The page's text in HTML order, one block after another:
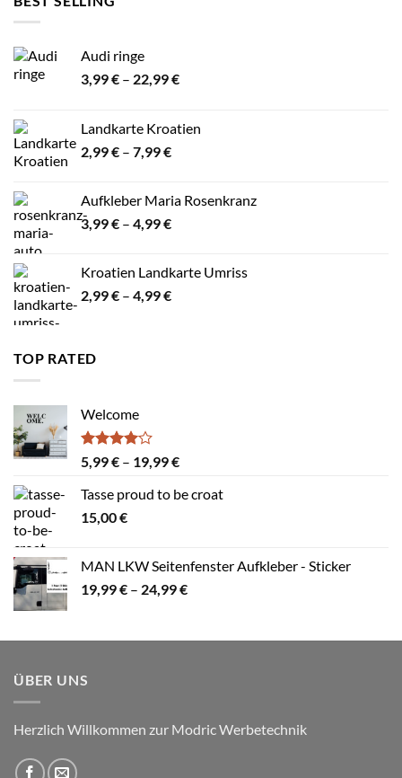
Audi ringe
3,99€ – 22,99€Preisspanne:
22,99 €
Landkarte Kroatien
2,99€ – 7,99€Preisspanne:
7,99 €
Aufkleber Maria Rosenkranz
3,99€ – 4,99€Preisspanne:
4,99 €
Kroatien Landkarte Umriss
2,99€ – 4,99€Preisspanne:
TOP RATED
Welcome
Bewertet
mit
von 5
5,99€ – 19,99€Preisspanne:
bis
Tasse proud to be croat
15,00€
MAN LKW Seitenfenster Aufkleber - Sticker
19,99€ – 24,99€Preisspanne:
24,99 €
ÜBER UNS
Herzlich Willkommen zur Modric Werbetechnik